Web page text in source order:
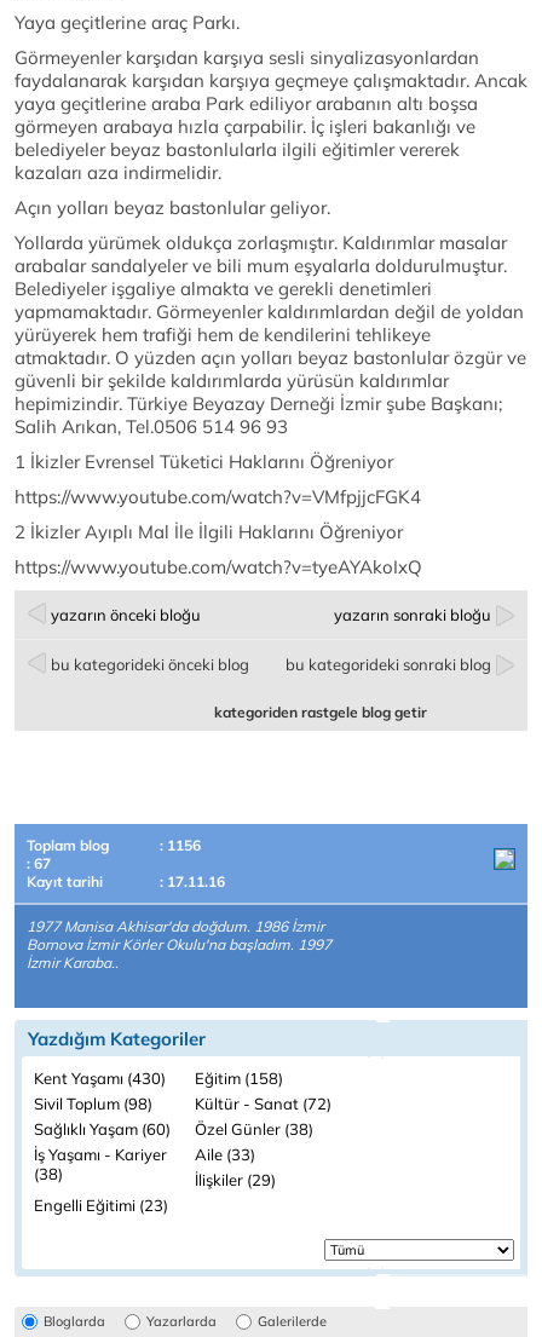
Yaya geçitlerine araç Parkı.
Görmeyenler karşıdan karşıya sesli sinyalizasyonlardan
faydalanarak karşıdan karşıya geçmeye çalışmaktadır. Ancak
yaya geçitlerine araba Park ediliyor arabanın altı boşsa
görmeyen arabaya hızla çarpabilir. İç işleri bakanlığı ve
belediyeler beyaz bastonlularla ilgili eğitimler vererek
kazaları aza indirmelidir.
Açın yolları beyaz bastonlular geliyor.
Yollarda yürümek oldukça zorlaşmıştır. Kaldırımlar masalar
arabalar sandalyeler ve bili mum eşyalarla doldurulmuştur.
Belediyeler işgaliye almakta ve gerekli denetimleri
yapmamaktadır. Görmeyenler kaldırımlardan değil de yoldan
yürüyerek hem trafiği hem de kendilerini tehlikeye
atmaktadır. O yüzden açın yolları beyaz bastonlular özgür ve
güvenli bir şekilde kaldırımlarda yürüsün kaldırımlar
hepimizindir. Türkiye Beyazay Derneği İzmir şube Başkanı;
Salih Arıkan, Tel.0506 514 96 93
1 İkizler Evrensel Tüketici Haklarını Öğreniyor
https://www.youtube.com/watch?v=VMfpjjcFGK4
2 İkizler Ayıplı Mal İle İlgili Haklarını Öğreniyor
https://www.youtube.com/watch?v=tyeAYAkoIxQ
yazarın önceki bloğu yazarın sonraki bloğu
bu kategorideki önceki blog bu kategorideki sonraki blog
kategoriden rastgele blog getir
Toplam blog
: 1156
: 67
Kayıt tarihi
: 17.11.16
1977 Manisa Akhisar'da doğdum. 1986 İzmir
Bornova İzmir Körler Okulu'na başladım. 1997
İzmir Karaba..
Yazdığım Kategoriler
Kent Yaşamı (430)
Eğitim (158)
Sivil Toplum (98)
Kültür - Sanat (72)
Sağlıklı Yaşam (60)
Özel Günler (38)
İş Yaşamı - Kariyer
(38)
Aile (33)
İlişkiler (29)
Engelli Eğitimi (23)
Bloglarda Yazarlarda Galerilerde